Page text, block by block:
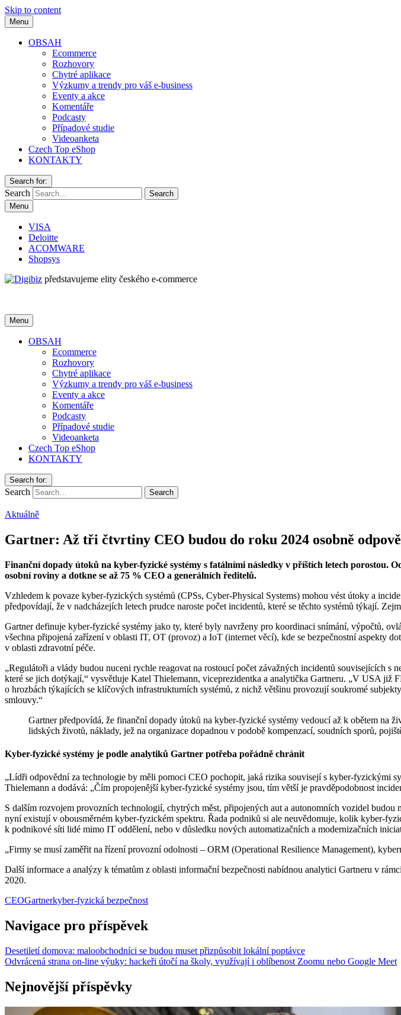
Skip to content
Menu
OBSAH
Ecommerce
Rozhovory
Chytré aplikace
Výzkumy a trendy pro váš e-business
Eventy a akce
Komentáře
Podcasty
Případové studie
Videoanketa
Czech Top eShop
KONTAKTY
Search for:
Search
Menu
VISA
Deloitte
ACOMWARE
Shopsys
představujeme elity českého e-commerce
Menu
OBSAH
Ecommerce
Rozhovory
Chytré aplikace
Výzkumy a trendy pro váš e-business
Eventy a akce
Komentáře
Podcasty
Případové studie
Videoanketa
Czech Top eShop
KONTAKTY
Search for:
Search
Aktuálně
Gartner: Až tři čtvrtiny CEO budou do roku 2024 osobně
Finanční dopady útoků na kyber-fyzické systémy s fatálními následky v příštích letech porostou.
osobní roviny a dotkne se až 75 % CEO a generálních ředitelů.
Vzhledem k povaze kyber-fyzických systémů (CPSs, Cyber-Physical Systems) mohou vést útoky a
předpovídají, že v nadcházejích letech prudce naroste počet incidentů, které se těchto systémů týkají.
Gartner definuje kyber-fyzické systémy jako ty, které byly navrženy pro koordinaci snímání, výpočtů,
všechna připojená zařízení v oblasti IT, OT (provoz) a IoT (internet věcí), kde se bezpečnostní
v oblasti zdravotní péče.
„Regulátoři a vlády budou nuceni rychle reagovat na rostoucí počet závažných incidentů souvisejících
které se jich dotýkají,“ vysvětluje Katel Thielemann, viceprezidentka a analytička Gartneru. „V USA
o hrozbách týkajících se klíčových infrastrukturních systémů, z nichž většinu provozují soukromé
smlouvy.“
Gartner předpovídá, že finanční dopady útoků na kyber-fyzické systémy vedoucí až k obětem na
lidských životů, náklady, jež na organizace dopadnou v podobě kompenzací, soudních sporů,
Kyber-fyzické systémy je podle analytiků Gartner potřeba pořádně chránit
„Lídři odpovědní za technologie by měli pomoci CEO pochopit, jaká rizika souvisejí s kyber-fyzickými
Thielemann a dodává: „Čím propojenější kyber-fyzické systémy jsou, tím větší je pravděpodobnost
S dalším rozvojem provozních technologií, chytrých měst, připojených aut a autonomních vozidel
nyní existují v obousměrném kyber-fyzickém spektru. Řada podniků si ale neuvědomuje, kolik kyber-
k podnikové síti lidé mimo IT oddělení, nebo v důsledku nových automatizačních a modernizačních
„Firmy se musí zaměřit na řízení provozní odolnosti – ORM (Operational Resilience Management),
Další informace a analýzy k tématům z oblasti informační bezpečnosti nabídnou analytici Gartneru v
2020.
CEOGartnerkyber-fyzická bezpečnost
Navigace pro příspěvek
Desetiletí domova: maloobchodníci se budou muset přizpůsobit lokální poptávce
Odvrácená strana on-line výuky: hackeři útočí na školy, využívají i oblíbenost Zoomu nebo Google Meet
Nejnovější příspěvky